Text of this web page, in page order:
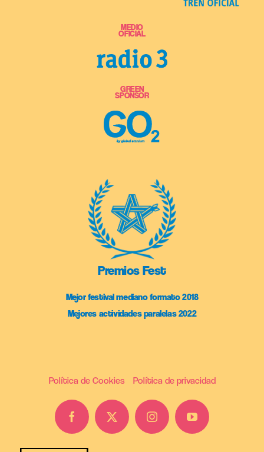
MEDIO
OFICIAL
GREEN
SPONSOR
Premios Fest
Mejor festival mediano formato 2018
Mejores actividades paralelas 2022
Política de Cookies Política de privacidad